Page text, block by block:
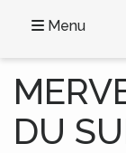
Menu
DU